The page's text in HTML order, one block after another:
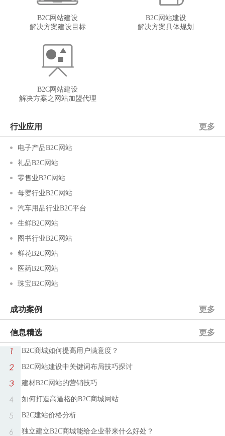
B2C网站建设
解决方案建设目标
B2C网站建设
解决方案具体规划
B2C网站建设
解决方案之网站加盟代理
行业应用 更多
电子产品B2C网站
礼品B2C网站
零售业B2C网站
母婴行业B2C网站
汽车用品行业B2C平台
生鲜B2C网站
图书行业B2C网站
鲜花B2C网站
医药B2C网站
珠宝B2C网站
成功案例 更多
信息精选 更多
B2C商城如何提高用户满意度？
B2C网站建设中关键词布局技巧探讨
建材B2C网站的营销技巧
如何打造高逼格的B2C商城网站
B2C建站价格分析
独立建立B2C商城能给企业带来什么好处？